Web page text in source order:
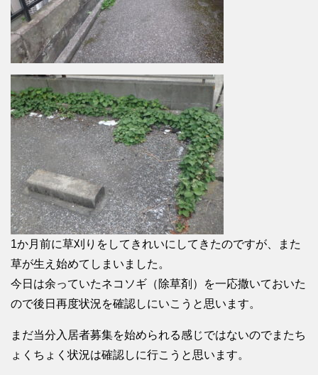
1か月前に草刈りをしてきれいにしてきたのですが、また
草が生え始めてしまいました。
今日は余っていたネコソギ（除草剤）を一応撒いておいた
ので後日再度状況を確認しにいこうと思います。
まだ当分入居者募集を始められる感じではないのでまたち
ょくちょく状況は確認しに行こうと思います。